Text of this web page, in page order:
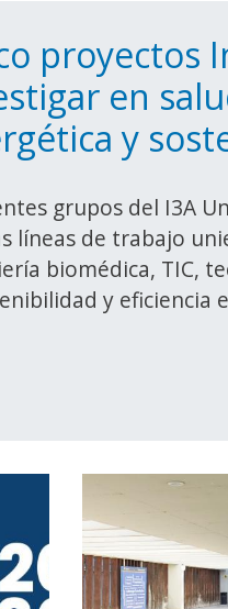
proyectos
en
y
grupos del I3A
líneas de trabajo
biomédica, TIC,
y eficiencia